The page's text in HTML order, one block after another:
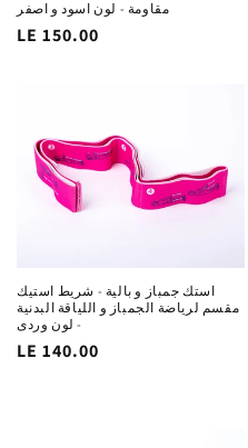
مقاومة - لون اسود و اصفر
السغر
LE 150.00
استك جمباز و بالية - شريط استيك
مقسم لرياضة الجمباز و اللياقة البدنية
- لون وردى
السغر
LE 140.00